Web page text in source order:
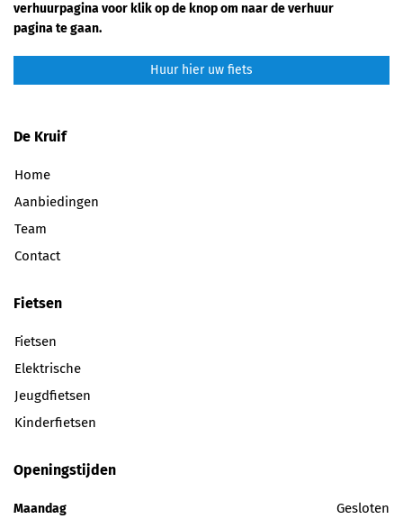
verhuurpagina voor klik op de knop om naar de verhuur
pagina te gaan.
Huur hier uw fiets
De Kruif
Home
Aanbiedingen
Team
Contact
Fietsen
Fietsen
Elektrische
Jeugdfietsen
Kinderfietsen
Openingstijden
Maandag Gesloten